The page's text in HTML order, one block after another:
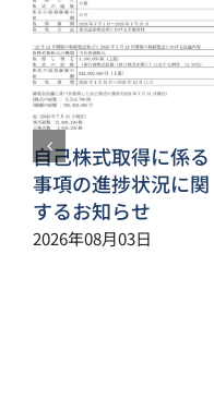
自己株式取得に係る
事項の進捗状況に関
するお知らせ
2026年08月03日